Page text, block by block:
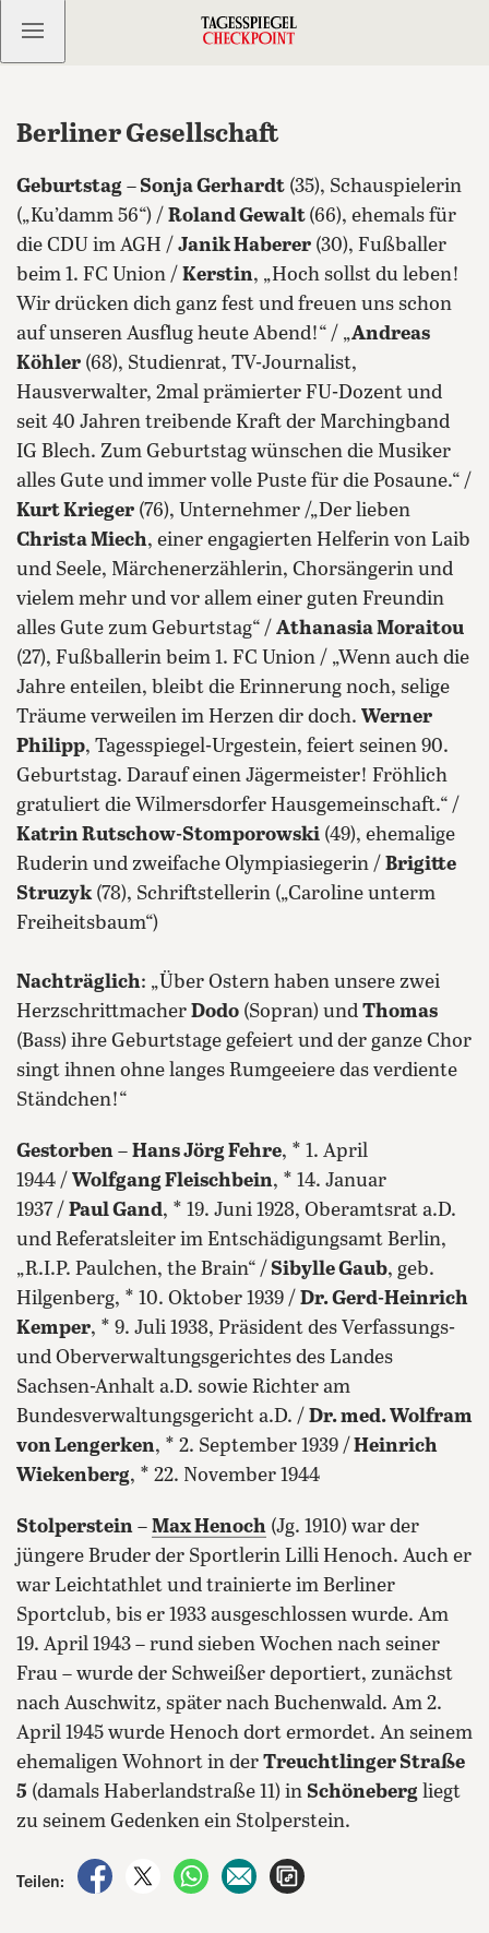
Kostenlos anmelden
Berliner Gesellschaft
Geburtstag – Sonja Gerhardt (35), Schauspielerin
(„Ku’damm 56“) / Roland Gewalt (66), ehemals für
die CDU im AGH / Janik Haberer (30), Fußballer
beim 1. FC Union / Kerstin, „Hoch sollst du leben!
Wir drücken dich ganz fest und freuen uns schon
auf unseren Ausflug heute Abend!“ / „Andreas
Köhler (68), Studienrat, TV-Journalist,
Hausverwalter, 2mal prämierter FU-Dozent und
seit 40 Jahren treibende Kraft der Marchingband
IG Blech. Zum Geburtstag wünschen die Musiker
alles Gute und immer volle Puste für die Posaune.“ /
Kurt Krieger (76), Unternehmer /„Der lieben
Christa Miech, einer engagierten Helferin von Laib
und Seele, Märchenerzählerin, Chorsängerin und
vielem mehr und vor allem einer guten Freundin
alles Gute zum Geburtstag“ / Athanasia Moraitou
(27), Fußballerin beim 1. FC Union / „Wenn auch die
Jahre enteilen, bleibt die Erinnerung noch, selige
Träume verweilen im Herzen dir doch. Werner
Philipp, Tagesspiegel-Urgestein, feiert seinen 90.
Geburtstag. Darauf einen Jägermeister! Fröhlich
gratuliert die Wilmersdorfer Hausgemeinschaft.“ /
Katrin Rutschow-Stomporowski (49), ehemalige
Ruderin und zweifache Olympiasiegerin / Brigitte
Struzyk(78), Schriftstellerin („Caroline unterm
Freiheitsbaum“)
Nachträglich: „Über Ostern haben unsere zwei
Herzschrittmacher Dodo (Sopran) und Thomas
(Bass) ihre Geburtstage gefeiert und der ganze Chor
singt ihnen ohne langes Rumgeeiere das verdiente
Ständchen!“
Gestorben – Hans Jörg Fehre, * 1. April
1944 / Wolfgang Fleischbein, * 14. Januar
1937 / Paul Gand, * 19. Juni 1928, Oberamtsrat a.D.
und Referatsleiter im Entschädigungsamt Berlin,
„R.I.P. Paulchen, the Brain“ / Sibylle Gaub, geb.
Hilgenberg, * 10. Oktober 1939 / Dr. Gerd-Heinrich
Kemper, * 9. Juli 1938, Präsident des Verfassungs-
und Oberverwaltungsgerichtes des Landes
Sachsen-Anhalt a.D. sowie Richter am
Bundesverwaltungsgericht a.D. / Dr. med. Wolfram
von Lengerken, * 2. September 1939 / Heinrich
Wiekenberg, * 22. November 1944
Stolperstein – Max Henoch (Jg. 1910) war der
jüngere Bruder der Sportlerin Lilli Henoch. Auch er
war Leichtathlet und trainierte im Berliner
Sportclub, bis er 1933 ausgeschlossen wurde. Am
19. April 1943 – rund sieben Wochen nach seiner
Frau – wurde der Schweißer deportiert, zunächst
nach Auschwitz, später nach Buchenwald. Am 2.
April 1945 wurde Henoch dort ermordet. An seinem
ehemaligen Wohnort in der Treuchtlinger Straße
5 (damals Haberlandstraße 11) in Schöneberg liegt
zu seinem Gedenken ein Stolperstein.
Teilen:
auf Facebook teilen
auf X teilenper WhatsApp teilen
per E-Mail teilen